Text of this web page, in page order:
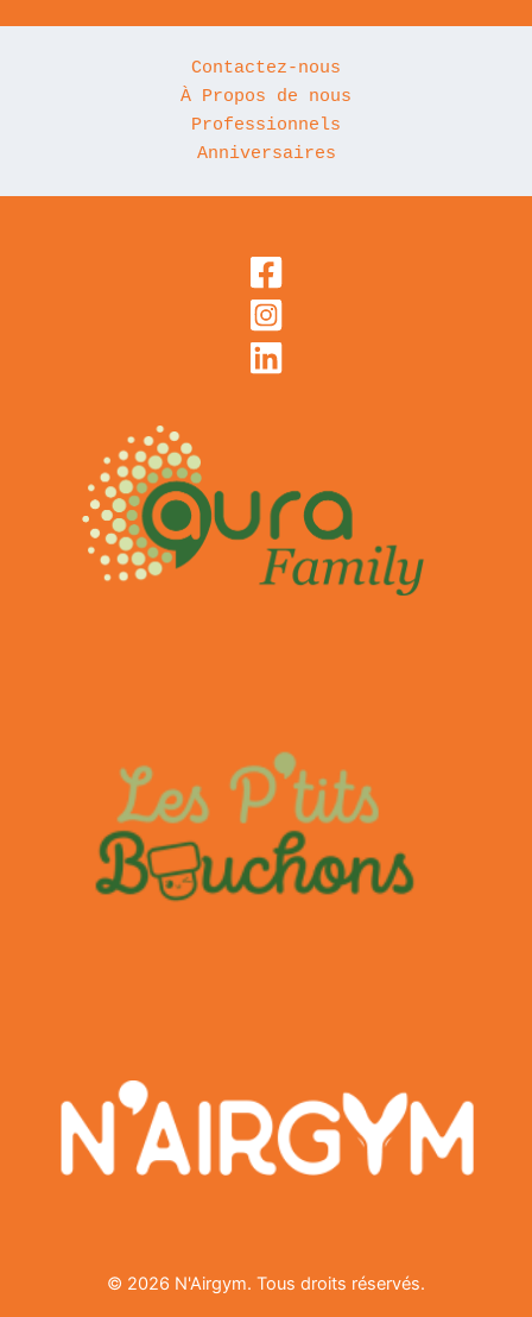
Contactez-nous
À Propos de nous
Professionnels
Anniversaires
© 2026 N'Airgym. Tous droits réservés.